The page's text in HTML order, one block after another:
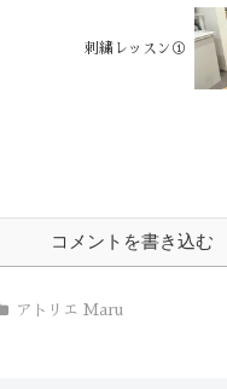
刺繍レッスン①
コメントを書き込む
アトリエ Maru